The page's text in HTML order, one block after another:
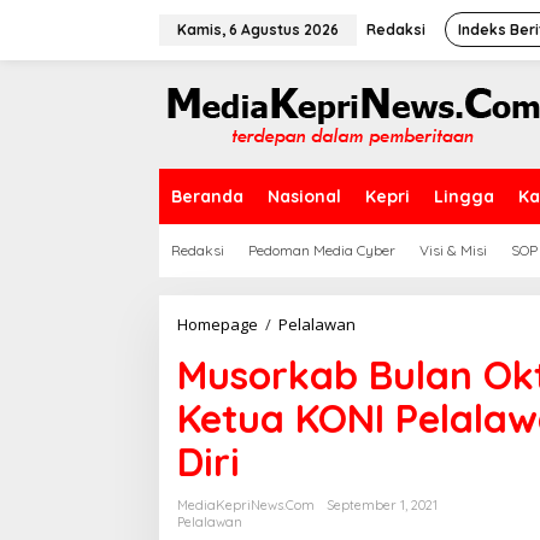
Kamis, 6 Agustus 2026 Redaksi Indeks
Beranda Nasional Kepri Lingga
Redaksi Pedoman Media Cyber Visi & Misi
Homepage / Pelalawan
o
r
k
B
Musorkab Bulan
Ketua KONI
Diri
MediaKepriNews.com
September 1, 2021
Pelalawan